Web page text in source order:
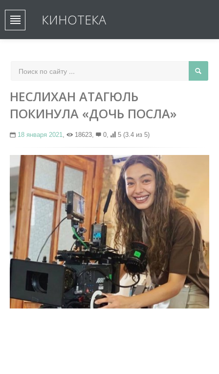
КИНОТЕКА
НЕСЛИХАН АТАГЮЛЬ
ПОКИНУЛА «ДОЧЬ ПОСЛА»
18 января 2021, 18623, 0, 5 (3.4 из 5)